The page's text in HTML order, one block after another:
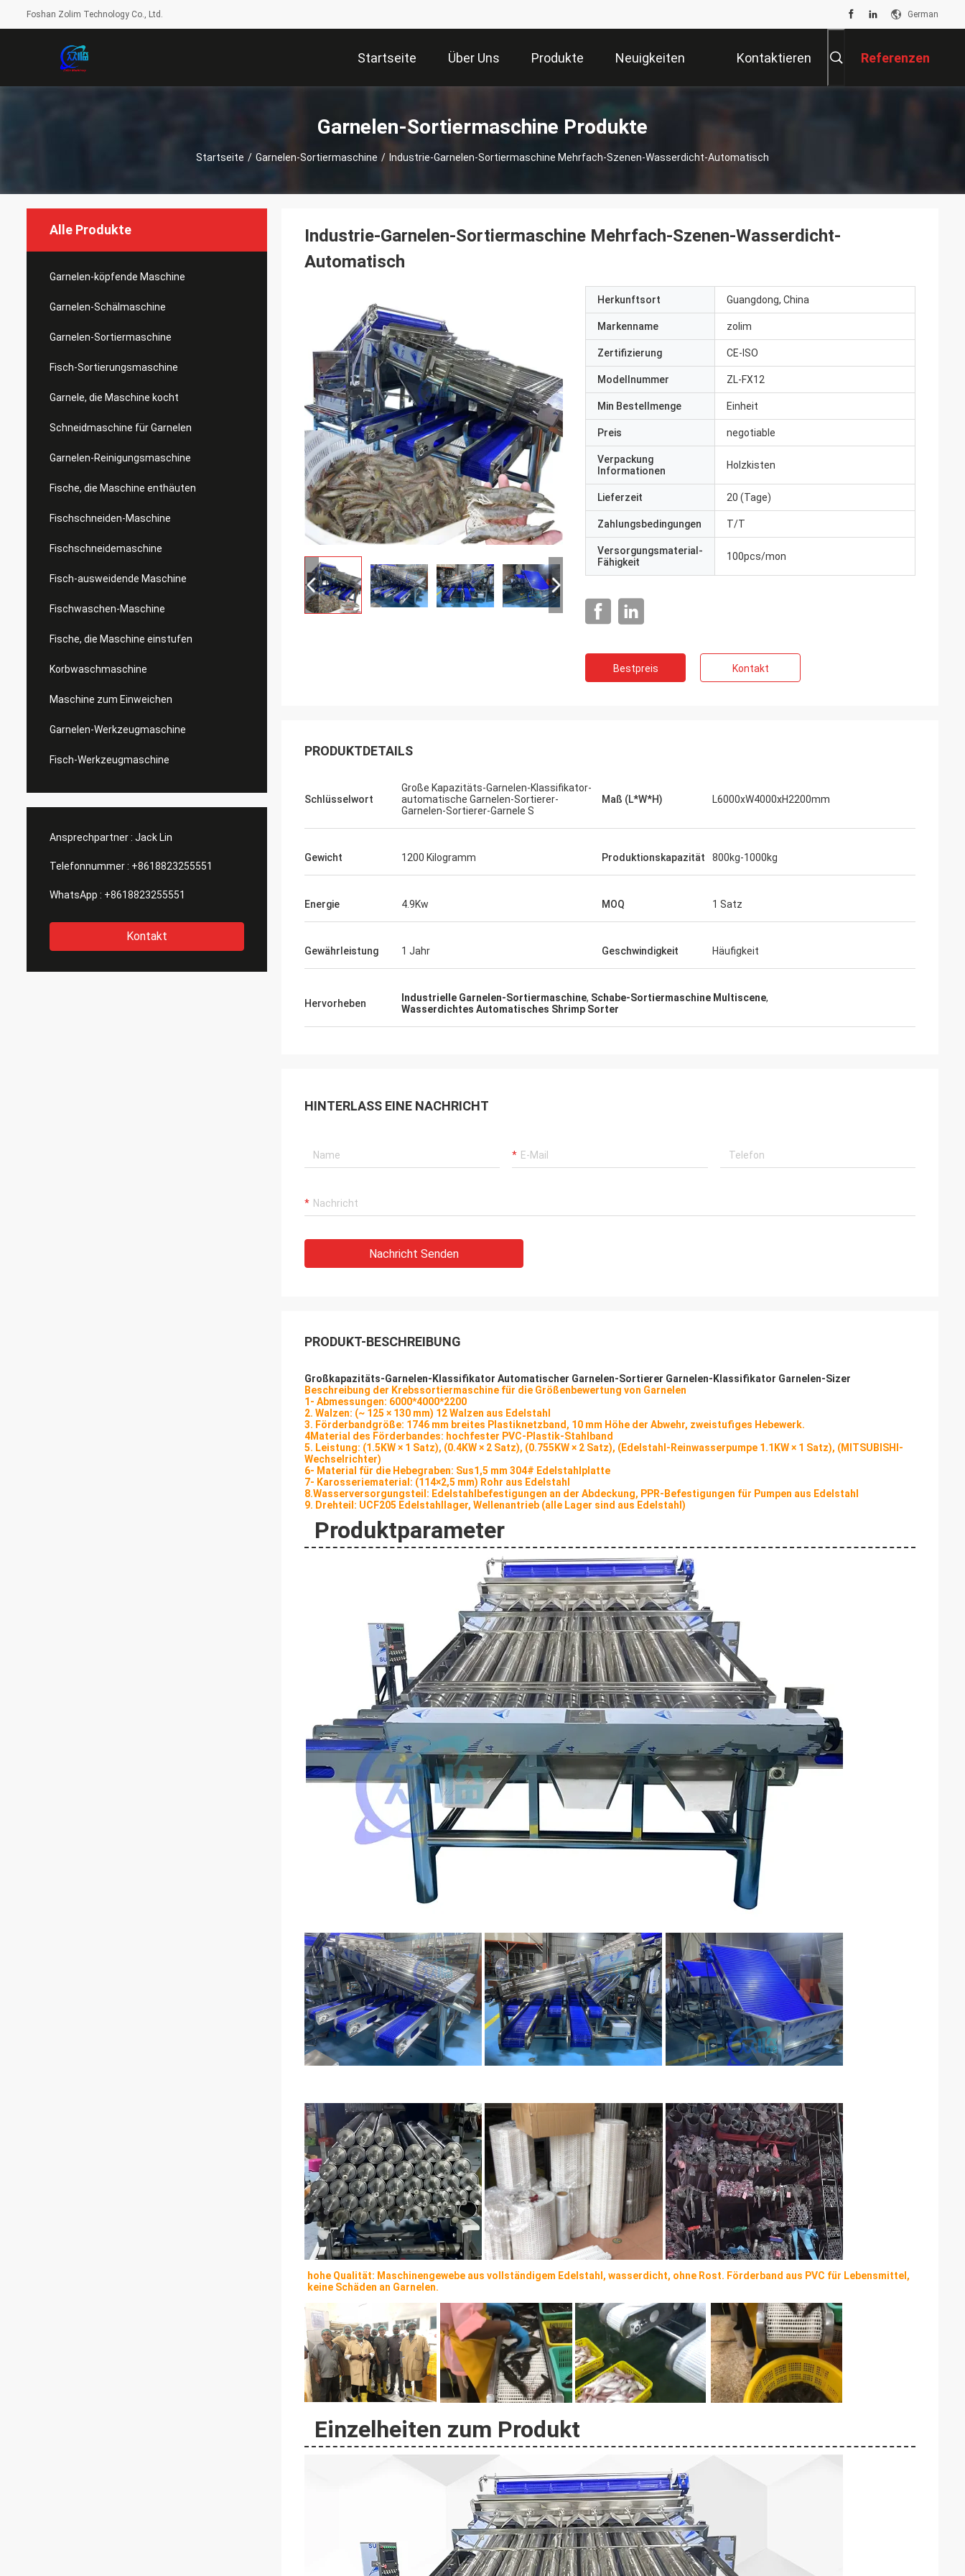
Foshan Zolim Technology Co., Ltd. German
Startseite Über Uns Produkte Neuigkeiten Kontaktieren Referenzen
Garnelen-Sortiermaschine Produkte
Startseite / Garnelen-Sortiermaschine / Industrie-Garnelen-Sortiermaschine Mehrfach-Szenen-Wasserdicht-Automatisch
Alle Produkte
Garnelen-köpfende Maschine
Garnelen-Schälmaschine
Garnelen-Sortiermaschine
Fisch-Sortierungsmaschine
Garnele, die Maschine kocht
Schneidmaschine für Garnelen
Garnelen-Reinigungsmaschine
Fische, die Maschine enthäuten
Fischschneiden-Maschine
Fischschneidemaschine
Fisch-ausweidende Maschine
Fischwaschen-Maschine
Fische, die Maschine einstufen
Korbwaschmaschine
Maschine zum Einweichen
Garnelen-Werkzeugmaschine
Fisch-Werkzeugmaschine
Ansprechpartner : Jack Lin
Telefonnummer : +8618823255551
WhatsApp : +8618823255551
Kontakt
Industrie-Garnelen-Sortiermaschine Mehrfach-Szenen-Wasserdicht-
Automatisch
Herkunftsort Guangdong, China
Markenname zolim
Zertifizierung CE-ISO
Modellnummer ZL-FX12
Min Bestellmenge Einheit
Preis negotiable
Verpackung
Informationen
Holzkisten
Lieferzeit 20 (Tage)
Zahlungsbedingungen T/T
Versorgungsmaterial-
Fähigkeit
100pcs/mon
Bestpreis Kontakt
PRODUKTDETAILS
Schlüsselwort
Große Kapazitäts-Garnelen-Klassifikator-
automatische Garnelen-Sortierer-
Garnelen-Sortierer-Garnele S
Maß (L*W*H) L6000xW4000xH2200mm
Gewicht 1200 Kilogramm Produktionskapazität 800kg-1000kg
Energie 4.9Kw MOQ 1 Satz
Gewährleistung 1 Jahr Geschwindigkeit Häufigkeit
Hervorheben Industrielle Garnelen-Sortiermaschine, Schabe-Sortiermaschine Multiscene,
Wasserdichtes Automatisches Shrimp Sorter
HINTERLASS EINE NACHRICHT
Nachricht Senden
PRODUKT-BESCHREIBUNG
Großkapazitäts-Garnelen-Klassifikator Automatischer Garnelen-Sortierer Garnelen-Klassifikator Garnelen-Sizer
Beschreibung der Krebssortiermaschine für die Größenbewertung von Garnelen
1- Abmessungen: 6000*4000*2200
2. Walzen: (~ 125 × 130 mm) 12 Walzen aus Edelstahl
3. Förderbandgröße: 1746 mm breites Plastiknetzband, 10 mm Höhe der Abwehr, zweistufiges Hebewerk.
4Material des Förderbandes: hochfester PVC-Plastik-Stahlband
5. Leistung: (1.5KW × 1 Satz), (0.4KW × 2 Satz), (0.755KW × 2 Satz), (Edelstahl-Reinwasserpumpe 1.1KW × 1 Satz), (MITSUBISHI-
Wechselrichter)
6- Material für die Hebegraben: Sus1,5 mm 304# Edelstahlplatte
7- Karosseriematerial: (114×2,5 mm) Rohr aus Edelstahl
8.Wasserversorgungsteil: Edelstahlbefestigungen an der Abdeckung, PPR-Befestigungen für Pumpen aus Edelstahl
9. Drehteil: UCF205 Edelstahllager, Wellenantrieb (alle Lager sind aus Edelstahl)
Produktparameter
hohe Qualität: Maschinengewebe aus vollständigem Edelstahl, wasserdicht, ohne Rost. Förderband aus PVC für Lebensmittel,
keine Schäden an Garnelen.
Einzelheiten zum Produkt